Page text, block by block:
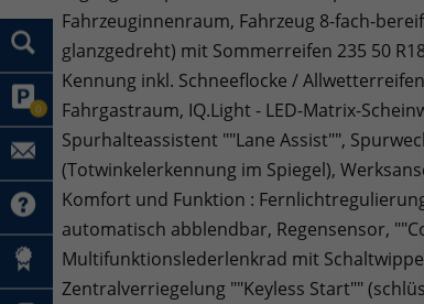
0
Fahrzeuginnenraum, Fahrzeug 8-fach-
glanzgedreht) mit Sommerreifen 235 50
Kennung inkl. Schneeflocke /
Fahrgastraum, IQ.Light - LED-Matrix-
Spurhalteassistent ""Lane Assist"",
(Totwinkelerkennung im Spiegel),
Komfort und Funktion :
automatisch abblendbar, Regensensor,
Multifunktionslederlenkrad mit
Zentralverriegelung ""Keyless Start""